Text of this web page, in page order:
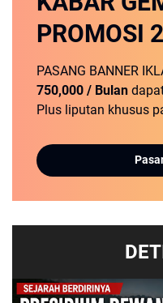
PROMOSI
PASANG BANNER
750,000 / Bulan
Plus liputan khusus